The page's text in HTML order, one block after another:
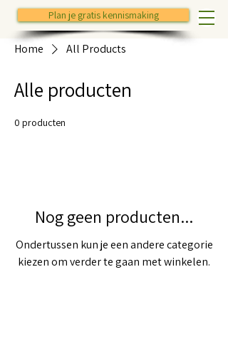
Plan je gratis kennismaking
Home All Products
Alle producten
0 producten
Nog geen producten...
Ondertussen kun je een andere categorie
kiezen om verder te gaan met winkelen.